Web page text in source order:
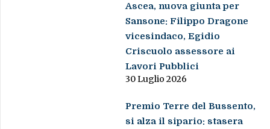
Ascea, nuova giunta per
Sansone: Filippo Dragone
vicesindaco, Egidio
Criscuolo assessore ai
Lavori Pubblici
30 Luglio 2026
Premio Terre del Bussento,
si alza il sipario: stasera